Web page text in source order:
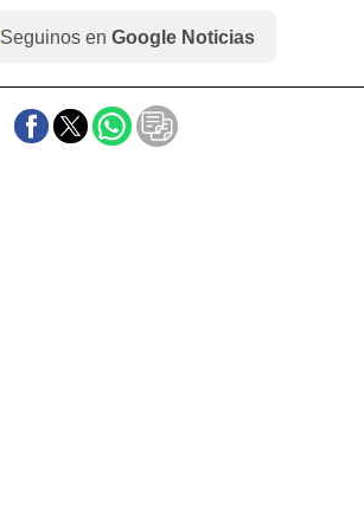
Seguinos en Google Noticias